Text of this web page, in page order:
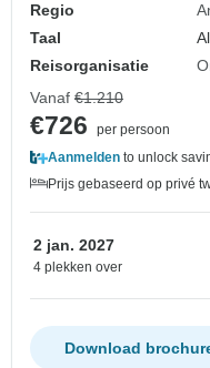
Regio
Taal
Reisorganisatie
Vanaf €1.210
€726
per persoon
Aanmelden to unlock
Prijs gebaseerd op privé
2 jan. 2027
4 plekken over
Download